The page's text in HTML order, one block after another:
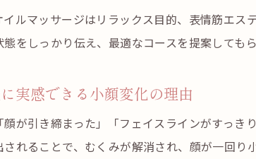
ルマッサージはリラックス目的、表情筋エ
をしっかり伝え、最適なコースを提案してもら
実感できる小顔変化の理由
が引き締まった」「フェイスラインがすっ
れることで、むくみが解消され、顔が一回り